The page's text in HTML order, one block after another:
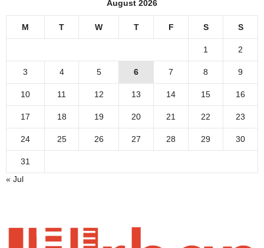
August 2026
M T W T F S S
1 2
3 4 5 6 7 8 9
10 11 12 13 14 15 16
17 18 19 20 21 22 23
24 25 26 27 28 29 30
31
« Jul